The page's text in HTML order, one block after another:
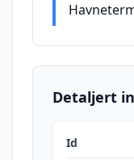
Detaljert
Id